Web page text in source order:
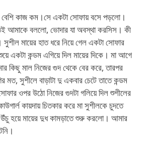
বেশি কাজ কম।সে একটা সোফায় বসে পড়লো।
আমাকে বললো, ভোদার যা অবস্থা করসিস। কী
মায়ের হাত ধরে নিয়ে গেল একটা সোফার
একটা কন্ডম এগিয়ে দিল মায়ের দিকে। মা আগে
কিছু মাল নিজের গুদ থেকে বের করে, তারপর
মত, সুশীলে বাড়াটা দু একবার চেটে তাতে কন্ডম
ওপর উঠো নিজের গুদটা গলিয়ে দিল শুশীলের
কায়দায় চিতকার করে মা সুশীলকে চুদতে
হয়ে মায়ের দুধ কামড়াতে শুরু করলো। আমার